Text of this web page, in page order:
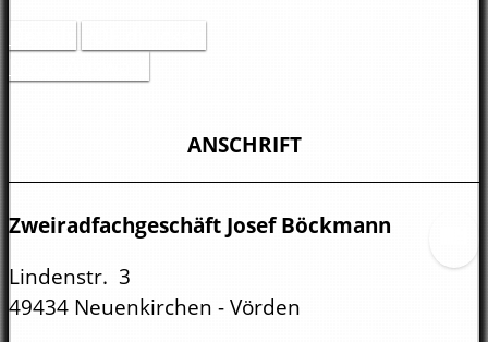
ANSCHRIFT
Zweiradfachgeschäft Josef Böckmann
Lindenstr. 3
49434 Neuenkirchen - Vörden